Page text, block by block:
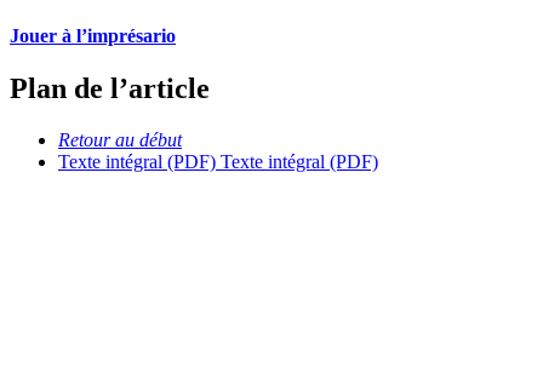
Jouer à l’imprésario
Plan de l’article
Retour au début
Texte intégral (PDF) Texte intégral (PDF)